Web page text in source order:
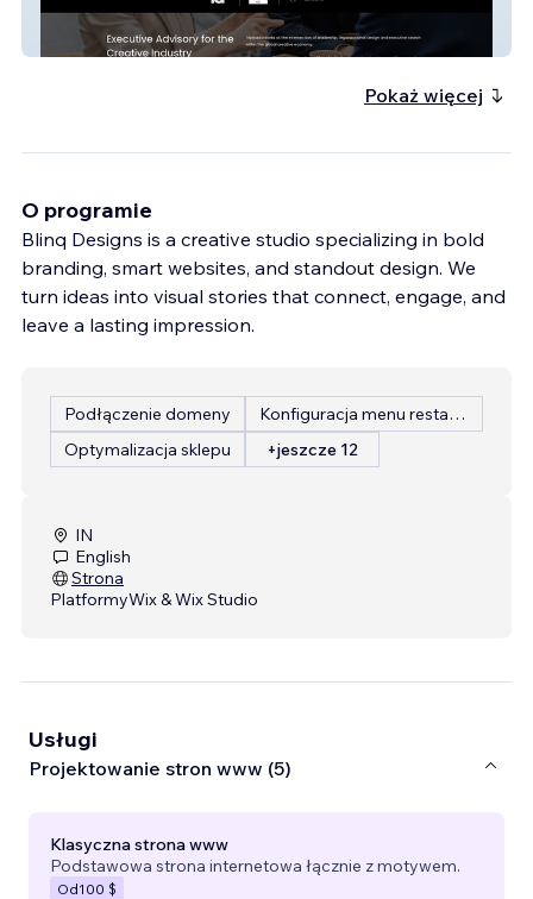
Tripitakka
Pokaż więcej
O programie
Blinq Designs is a creative studio specializing in bold
branding, smart websites, and standout design. We
turn ideas into visual stories that connect, engage, and
leave a lasting impression.
Podłączenie domeny
Konfiguracja menu restauracji
Optymalizacja sklepu
+jeszcze 12
IN
English
Strona
PlatformyWix & Wix Studio
Usługi
Projektowanie stron www (5)
Klasyczna strona www
Podstawowa strona internetowa łącznie z motywem.
Od100 $